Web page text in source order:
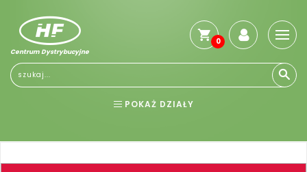
Centrum Dystrybucyjne
0
POKAŻ DZIAŁY
NARZĘDZIA SPAWALNICTWO